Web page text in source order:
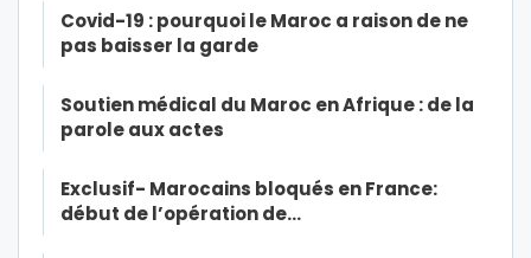
Covid-19 : pourquoi le Maroc a raison de ne
pas baisser la garde
Soutien médical du Maroc en Afrique : de la
parole aux actes
Exclusif- Marocains bloqués en France:
début de l’opération de…